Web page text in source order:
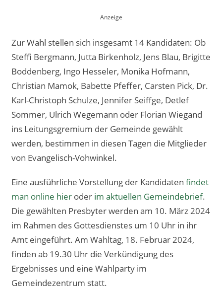
Zur Wahl stellen sich insgesamt 14 Kandidaten: Ob
Steffi Bergmann, Jutta Birkenholz, Jens Blau, Brigitte
Boddenberg, Ingo Hesseler, Monika Hofmann,
Christian Mamok, Babette Pfeffer, Carsten Pick, Dr.
Karl-Christoph Schulze, Jennifer Seiffge, Detlef
Sommer, Ulrich Wegemann oder Florian Wiegand
ins Leitungsgremium der Gemeinde gewählt
werden, bestimmen in diesen Tagen die Mitglieder
von Evangelisch-Vohwinkel.
Eine ausführliche Vorstellung der Kandidaten findet
man online hier oder im aktuellen Gemeindebrief.
Die gewählten Presbyter werden am 10. März 2024
im Rahmen des Gottesdienstes um 10 Uhr in ihr
Amt eingeführt. Am Wahltag, 18. Februar 2024,
finden ab 19.30 Uhr die Verkündigung des
Ergebnisses und eine Wahlparty im
Gemeindezentrum statt.